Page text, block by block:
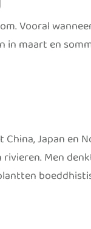
Vooral
in maart en
Japan en
Men